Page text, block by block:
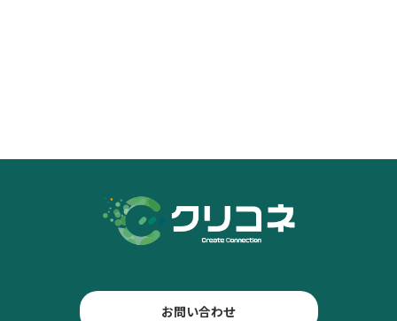
お問い合わせ